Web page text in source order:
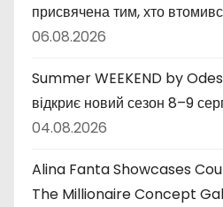
присвячена тим, хто
06.08.2026
Summer WEEKEND by
відкриє новий сезон 8–9
04.08.2026
Alina Fanta Showcases
The Millionaire Concept